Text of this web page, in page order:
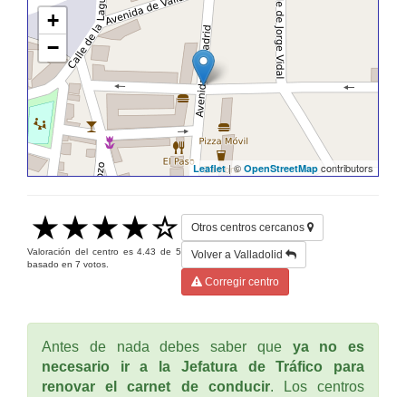
+
−
Leaflet| © OpenStreetMap contributors
Valoración del centro es4.43 de5
basado en 7 votos.
Otros centros cercanos
Volver a Valladolid
Corregir centro
Antes de nada debes saber que ya no es
necesario ir a la Jefatura de Tráfico para
renovar el carnet de conducir. Los centros